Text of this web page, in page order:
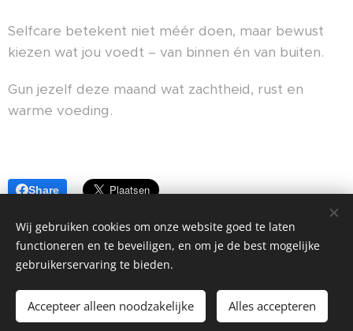
Selfcare betekent niet méér doen, maar bewust
kiezen wat jou voedt – van binnen én van buiten.
Gun jezelf deze maand wat zachtheid, rust en
warme voeding.
Share
Mogelijk gemaakt doorWebnode Cookies
Wij gebruiken cookies om onze website goed te laten
functioneren en te beveiligen, en om je de best mogelijke
gebruikerservaring te bieden.
Accepteer alleen noodzakelijke Alles accepteren